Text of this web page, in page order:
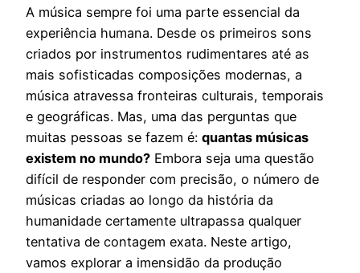
A música sempre foi uma parte essencial da
experiência humana. Desde os primeiros sons
criados por instrumentos rudimentares até as
mais sofisticadas composições modernas, a
música atravessa fronteiras culturais, temporais
e geográficas. Mas, uma das perguntas que
muitas pessoas se fazem é: quantas músicas
existem no mundo? Embora seja uma questão
difícil de responder com precisão, o número de
músicas criadas ao longo da história da
humanidade certamente ultrapassa qualquer
tentativa de contagem exata. Neste artigo,
vamos explorar a imensidão da produção